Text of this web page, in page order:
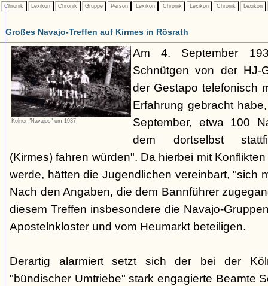
Chronik Lexikon Chronik Gruppe Person Lexikon Chronik Lexikon Chronik Lexikon
Großes Navajo-Treffen auf Kirmes in Rösrath
Kölner "Navajos" um 1937
Am 4. September
Schnütgen von der HJ-
der Gestapo telefonisch
Erfahrung gebracht
September, etwa 100
dem dortselbst
(Kirmes) fahren würden". Da hierbei mit
werde, hätten die Jugendlichen vereinbart, "sich
Nach den Angaben, die dem Bannführer
diesem Treffen insbesondere die Navajo-
Apostelnkloster und vom Heumarkt beteiligen.
Derartig alarmiert setzt sich der bei der
"bündischer Umtriebe" stark engagierte Beamte